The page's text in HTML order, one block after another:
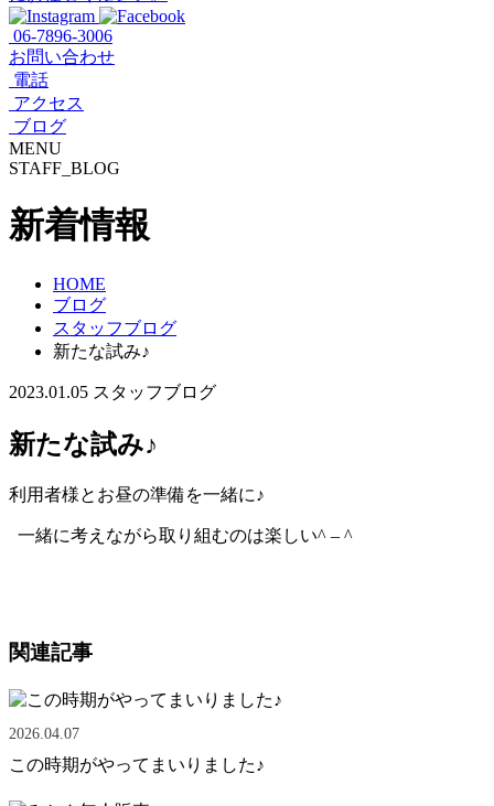
06-7896-3006
お問い合わせ
電話
アクセス
ブログ
MENU
STAFF_BLOG
新着情報
HOME
ブログ
スタッフブログ
新たな試み♪
2023.01.05 スタッフブログ
新たな試み♪
利用者様とお昼の準備を一緒に♪
一緒に考えながら取り組むのは楽しい^ – ^
関連記事
2026.04.07
この時期がやってまいりました♪